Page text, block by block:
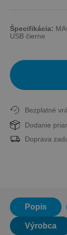
Špecifikácia:
USB čierne
Bezplatné
Dodanie
Doprava
Popis
Výrobca